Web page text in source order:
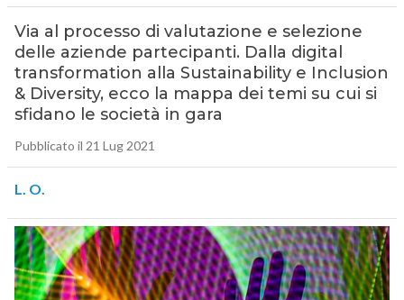
Via al processo di valutazione e selezione
delle aziende partecipanti. Dalla digital
transformation alla Sustainability e Inclusion
& Diversity, ecco la mappa dei temi su cui si
sfidano le società in gara
Pubblicato il 21 Lug 2021
L. O.